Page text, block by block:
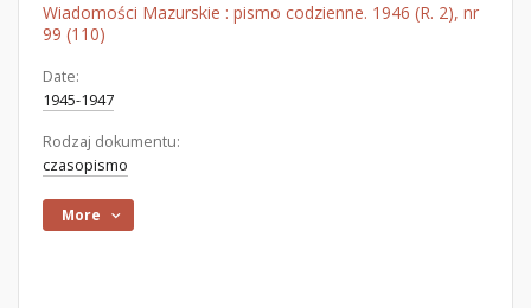
Wiadomości Mazurskie : pismo codzienne. 1946 (R. 2), nr
99 (110)
Date:
1945-1947
Rodzaj dokumentu:
czasopismo
More